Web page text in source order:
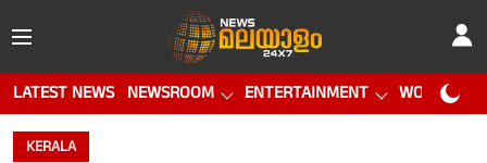
LATEST NEWS NEWSROOM ENTERTAINMENT WORLD CUP
KERALA